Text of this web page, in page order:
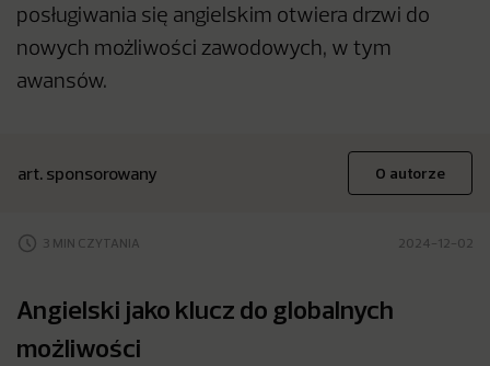
posługiwania się angielskim otwiera drzwi do
nowych możliwości zawodowych, w tym
awansów.
art. sponsorowany O autorze
3 MIN CZYTANIA 2024-12-02
Angielski jako klucz do globalnych
możliwości